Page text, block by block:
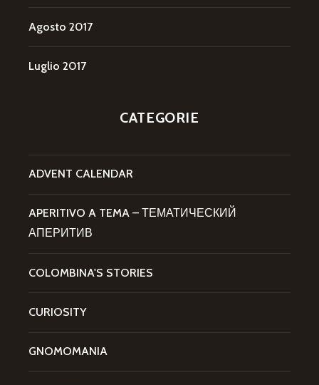
Agosto 2017
Luglio 2017
CATEGORIE
ADVENT CALENDAR
APERITIVO A TEMA – ТЕМАТИЧЕСКИЙ
АПЕРИТИВ
COLOMBINA'S STORIES
CURIOSITY
GNOMOMANIA